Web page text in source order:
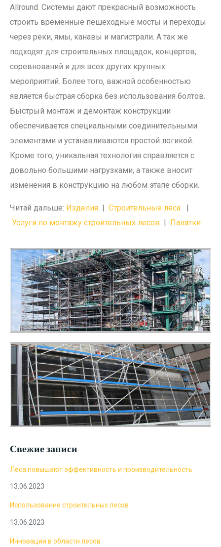
Allround. Системы дают прекрасный возможность
строить временные пешеходные мосты и переходы
через реки, ямы, канавы и магистрали. А так же
подходят для строительных площадок, концертов,
соревнований и для всех других крупных
мероприятий. Более того, важной особенностью
является быстрая сборка без использования болтов.
Быстрый монтаж и демонтаж конструкции
обеспечивается специальными соединительными
элементами и устанавливаются простой логикой.
Кроме того, уникальная технология справляется с
довольно большими нагрузками, а также вносит
изменения в конструкцию на любом этапе сборки.
Читай дальше: Изделия | Строительные леса |
Услуги по монтажу строительных лесов | Палатки
Свежие записи
Леса повышают эффективность и производительность
13.06.2023
Использование строительных лесов
13.06.2023
Инновации в области лесов